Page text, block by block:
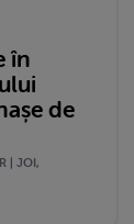
în
de
| JOI,